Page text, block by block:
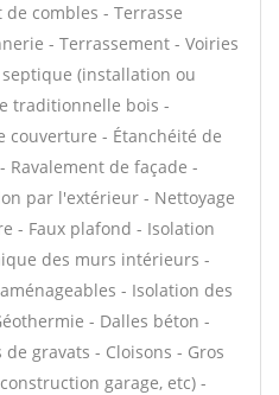
combles - Terrasse
- Terrassement - Voiries
septique (installation ou
traditionnelle bois -
couverture - Étanchéité de
Ravalement de façade -
par l'extérieur - Nettoyage
- Faux plafond - Isolation
des murs intérieurs -
- Isolation des
- Dalles béton -
gravats - Cloisons - Gros
garage, etc) -